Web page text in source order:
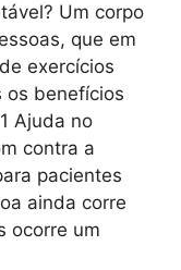
Um corpo
que em
exercícios
os benefícios
Ajuda no
contra a
pacientes
ainda corre
ocorre um